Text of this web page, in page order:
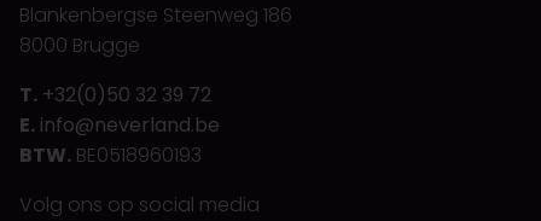
Blankenbergse Steenweg 186
8000 Brugge
T. +32(0)50 32 39 72
E. info@neverland.be
BTW. BE0518960193
Volg ons op social media